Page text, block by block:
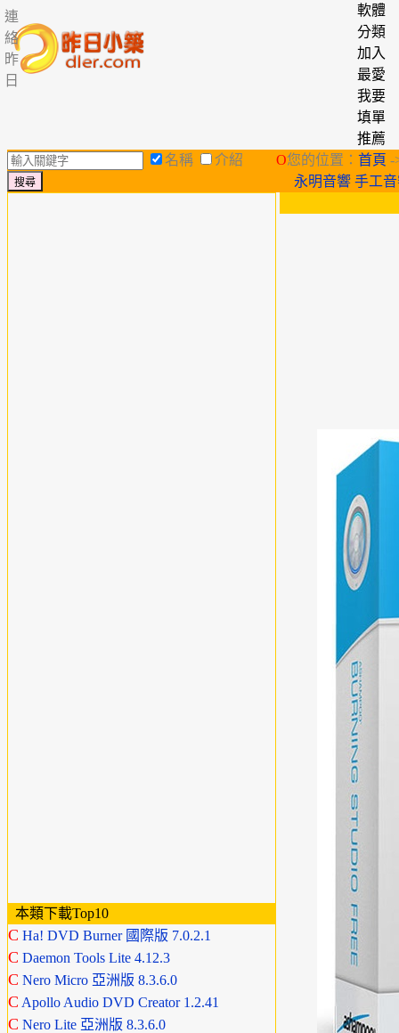
連
絡
昨
日
軟體
分類
加入
最愛
我要
填單
推薦
名稱
介紹 O您的位置： 首頁 -
永明音響 手工
本類下載Top10
C Ha! DVD Burner 國際版 7.0.2.1
C Daemon Tools Lite 4.12.3
C Nero Micro 亞洲版 8.3.6.0
C Apollo Audio DVD Creator 1.2.41
C Nero Lite 亞洲版 8.3.6.0